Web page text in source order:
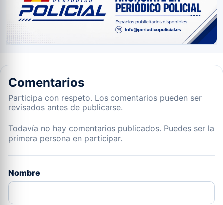
Comentarios
Participa con respeto. Los comentarios pueden ser
revisados antes de publicarse.
Todavía no hay comentarios publicados. Puedes ser la
primera persona en participar.
Nombre